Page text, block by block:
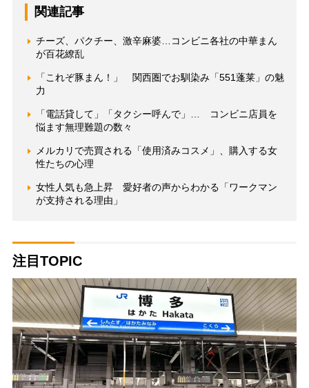
関連記事
チーズ、パクチー、激辛麻婆…コンビニ各社の中華まん
が百花繚乱
「これぞ豚まん！」 関西圏でお馴染み「551蓬莱」の魅
力
「電話貸して」「タクシー呼んで」… コンビニ店員を
悩ます無理難題の数々
メルカリで売買される「使用済みコスメ」、購入する女
性たちの心理
女性人気も急上昇 愛好者の声からわかる「ワークマン
が支持される理由」
注目TOPIC